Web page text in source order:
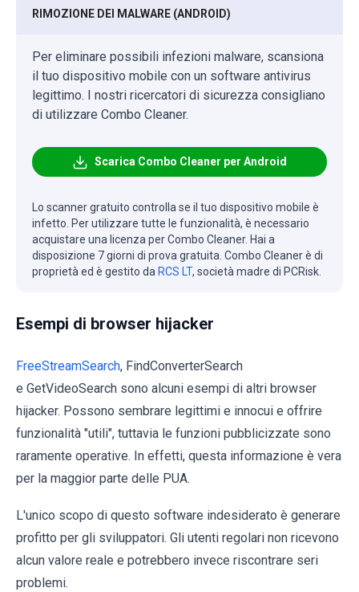
RIMOZIONE DEI MALWARE (ANDROID)
Per eliminare possibili infezioni malware, scansiona
il tuo dispositivo mobile con un software antivirus
legittimo. I nostri ricercatori di sicurezza consigliano
di utilizzare Combo Cleaner.
Scarica Combo Cleaner per Android
Lo scanner gratuito controlla se il tuo dispositivo mobile è
infetto. Per utilizzare tutte le funzionalità, è necessario
acquistare una licenza per Combo Cleaner. Hai a
disposizione 7 giorni di prova gratuita. Combo Cleaner è di
proprietà ed è gestito da RCS LT, società madre di PCRisk.
Esempi di browser hijacker
FreeStreamSearch, FindConverterSearch
e GetVideoSearch sono alcuni esempi di altri browser
hijacker. Possono sembrare legittimi e innocui e offrire
funzionalità "utili", tuttavia le funzioni pubblicizzate sono
raramente operative. In effetti, questa informazione è vera
per la maggior parte delle PUA.
L'unico scopo di questo software indesiderato è generare
profitto per gli sviluppatori. Gli utenti regolari non ricevono
alcun valore reale e potrebbero invece riscontrare seri
problemi.